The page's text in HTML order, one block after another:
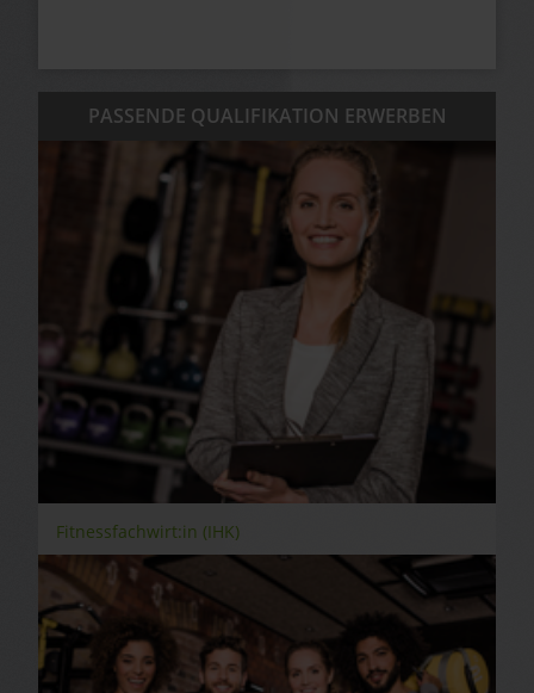
PASSENDE QUALIFIKATION ERWERBEN
Fitnessfachwirt:in (IHK)